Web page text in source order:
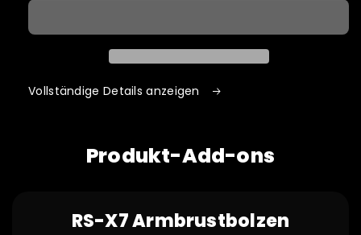
Schleuder-
Vollständige Details anzeigen
Produkt-Add-ons
RS-X7 Armbrustbolzen